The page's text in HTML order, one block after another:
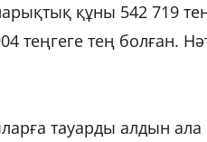
құны 542 719
теңгеге тең болған.
тауарды алдын ала